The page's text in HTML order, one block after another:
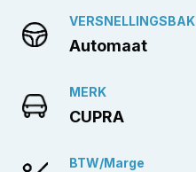
VERSNELLINGSBAK
Automaat
MERK
CUPRA
BTW/Marge